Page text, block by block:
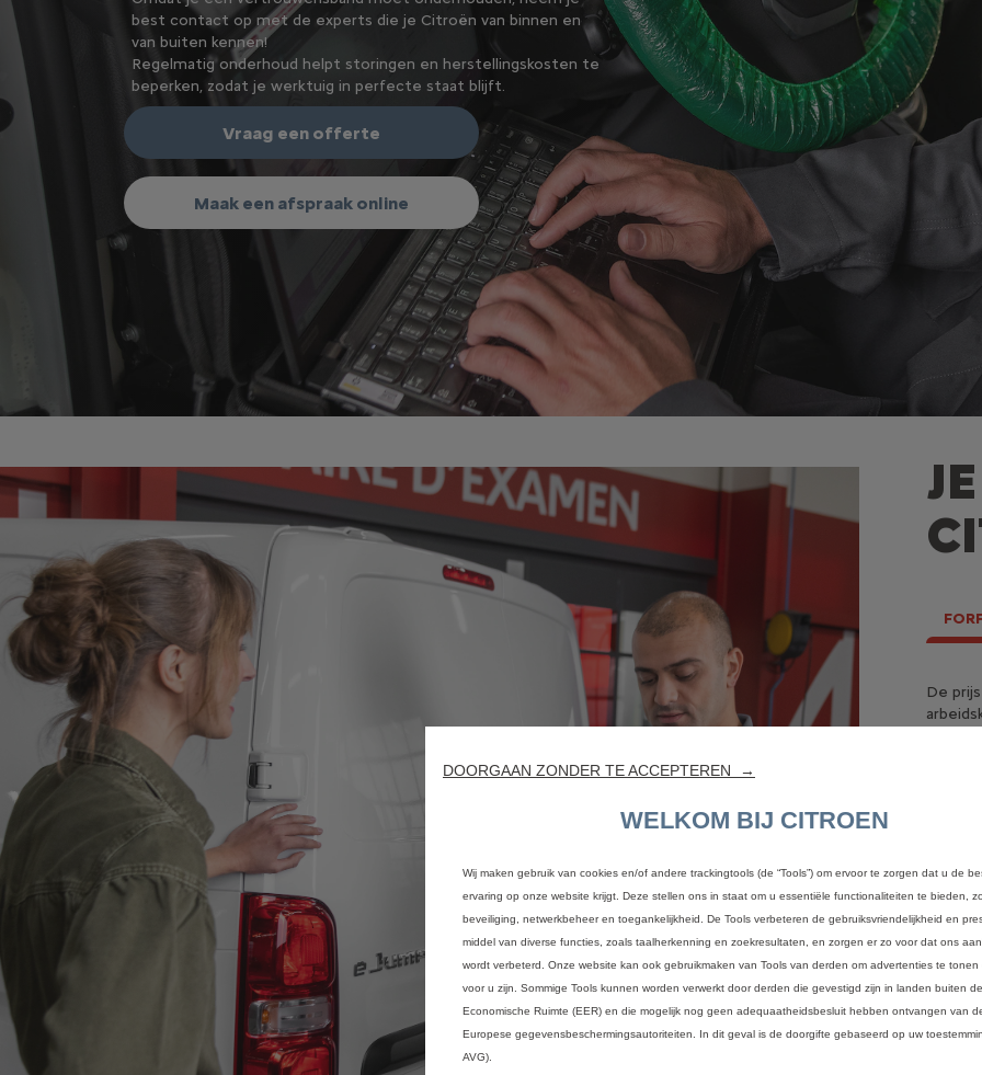
best contact op met de experts die je Citroën van binnen en
van buiten kennen!
Regelmatig onderhoud helpt storingen en herstellingskosten te
beperken, zodat je werktuig in perfecte staat blijft.
Vraag een offerte
Maak een afspraak online
De
Maak
• de
• de
Een
•
•
•
•
•
Wees
•
•
Om de
tijd, is
Slecht
Een
De
type
Een
van je
Bij
DOORGAAN ZONDER TE ACCEPTEREN →
WELKOM BIJ CITROEN
Wij maken gebruik van cookies en/of andere trackingtools (de “Tools”) om ervoor te zorgen dat u de
ervaring op onze website krijgt. Deze stellen ons in staat om u essentiële functionaliteiten te bieden,
beveiliging, netwerkbeheer en toegankelijkheid. De Tools verbeteren de gebruiksvriendelijkheid en
middel van diverse functies, zoals taalherkenning en zoekresultaten, en zorgen er zo voor dat ons
wordt verbeterd. Onze website kan ook gebruikmaken van Tools van derden om advertenties te tonen
voor u zijn. Sommige Tools kunnen worden verwerkt door derden die gevestigd zijn in landen buiten
Economische Ruimte (EER) en die mogelijk nog geen adequaatheidsbesluit hebben ontvangen van
Europese gegevensbeschermingsautoriteiten. In dit geval is de doorgifte gebaseerd op uw
AVG).